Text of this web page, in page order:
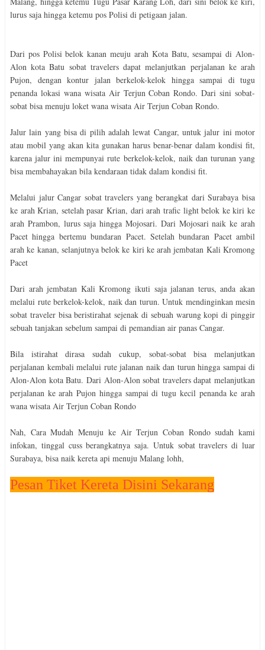
lurus saja hingga ketemu pos Polisi di petigaan jalan.
Dari pos Polisi belok kanan meuju arah Kota Batu, sesampai di Alon-
Alon kota Batu sobat travelers dapat melanjutkan perjalanan ke arah
Pujon, dengan kontur jalan berkelok-kelok hingga sampai di tugu
penanda lokasi wana wisata Air Terjun Coban Rondo. Dari sini sobat-
sobat bisa menuju loket wana wisata Air Terjun Coban Rondo.
Jalur lain yang bisa di pilih adalah lewat Cangar, untuk jalur ini motor
atau mobil yang akan kita gunakan harus benar-benar dalam kondisi fit,
karena jalur ini mempunyai rute berkelok-kelok, naik dan turunan yang
bisa membahayakan bila kendaraan tidak dalam kondisi fit.
Melalui jalur Cangar sobat travelers yang berangkat dari Surabaya bisa
ke arah Krian, setelah pasar Krian, dari arah trafic light belok ke kiri ke
arah Prambon, lurus saja hingga Mojosari. Dari Mojosari naik ke arah
Pacet hingga bertemu bundaran Pacet. Setelah bundaran Pacet ambil
arah ke kanan, selanjutnya belok ke kiri ke arah jembatan Kali Kromong
Pacet
Dari arah jembatan Kali Kromong ikuti saja jalanan terus, anda akan
melalui rute berkelok-kelok, naik dan turun. Untuk mendinginkan mesin
sobat traveler bisa beristirahat sejenak di sebuah warung kopi di pinggir
sebuah tanjakan sebelum sampai di pemandian air panas Cangar.
Bila istirahat dirasa sudah cukup, sobat-sobat bisa melanjutkan
perjalanan kembali melalui rute jalanan naik dan turun hingga sampai di
Alon-Alon kota Batu. Dari Alon-Alon sobat travelers dapat melanjutkan
perjalanan ke arah Pujon hingga sampai di tugu kecil penanda ke arah
wana wisata Air Terjun Coban Rondo
Nah, Cara Mudah Menuju ke Air Terjun Coban Rondo sudah kami
infokan, tinggal cuss berangkatnya saja. Untuk sobat travelers di luar
Surabaya, bisa naik kereta api menuju Malang lohh,
Pesan Tiket Kereta Disini Sekarang